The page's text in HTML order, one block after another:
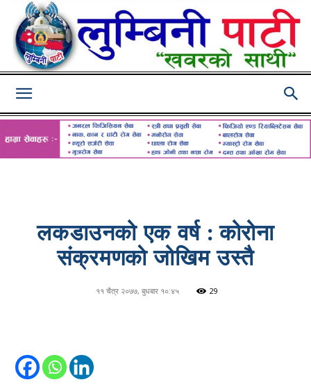
लकडाउनको एक वर्ष : कोरोना
संक्रमणकाे जोखिम उस्तै
११ चैत्र २०७७, बुधबार १०:४५ 29